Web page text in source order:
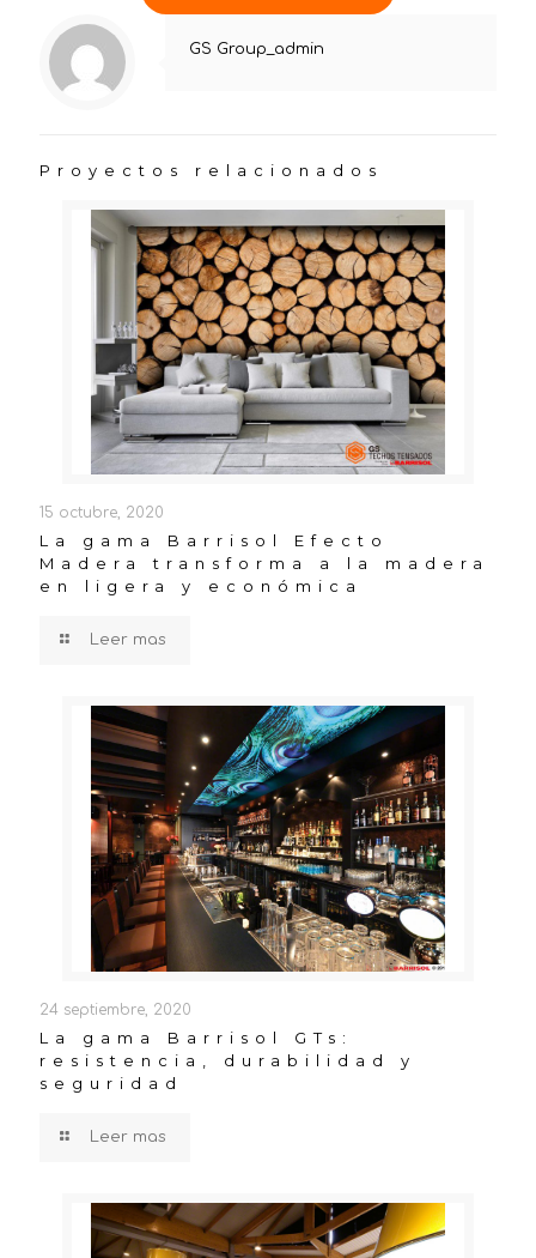
GS Group_admin
Proyectos relacionados
15 octubre, 2020
La gama Barrisol Efecto
Madera transforma a la madera
en ligera y económica
Leer mas
24 septiembre, 2020
La gama Barrisol GTs:
resistencia, durabilidad y
seguridad
Leer mas